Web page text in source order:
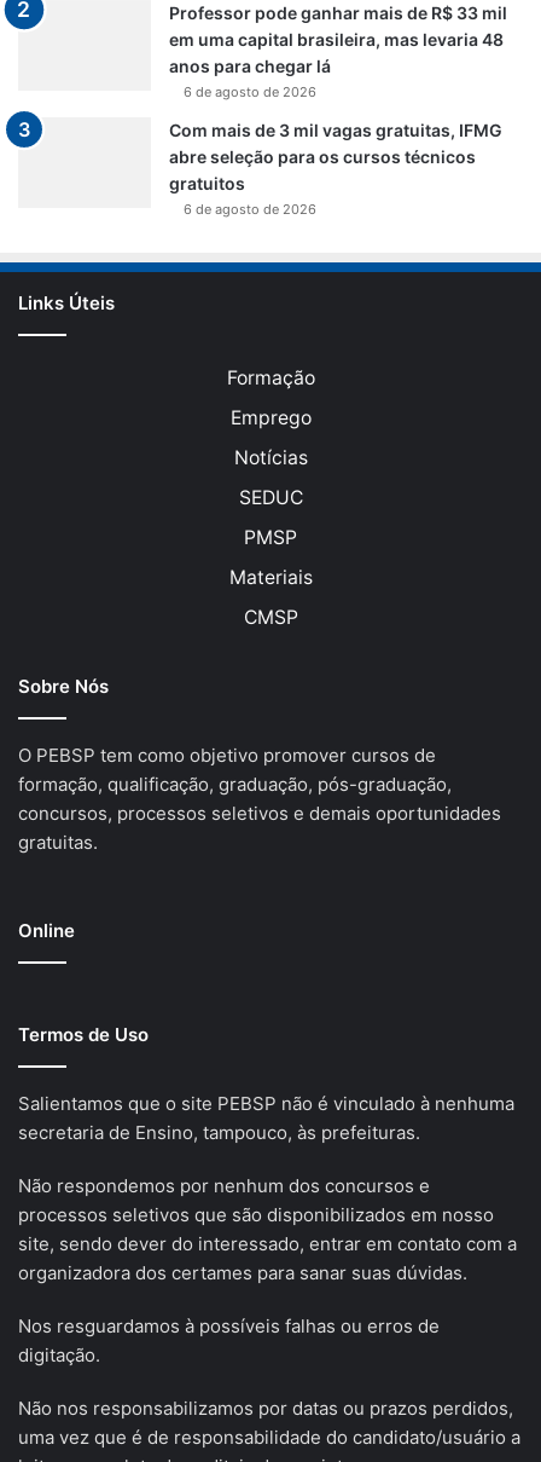
Professor pode ganhar mais de R$ 33 mil
em uma capital brasileira, mas levaria 48
anos para chegar lá
6 de agosto de 2026
Com mais de 3 mil vagas gratuitas, IFMG
abre seleção para os cursos técnicos
gratuitos
6 de agosto de 2026
Links Úteis
Formação
Emprego
Notícias
SEDUC
PMSP
Materiais
CMSP
Sobre Nós
O PEBSP tem como objetivo promover cursos de
formação, qualificação, graduação, pós-graduação,
concursos, processos seletivos e demais oportunidades
gratuitas.
Online
Termos de Uso
Salientamos que o site PEBSP não é vinculado à nenhuma
secretaria de Ensino, tampouco, às prefeituras.
Não respondemos por nenhum dos concursos e
processos seletivos que são disponibilizados em nosso
site, sendo dever do interessado, entrar em contato com a
organizadora dos certames para sanar suas dúvidas.
Nos resguardamos à possíveis falhas ou erros de
digitação.
Não nos responsabilizamos por datas ou prazos perdidos,
uma vez que é de responsabilidade do candidato/usuário a